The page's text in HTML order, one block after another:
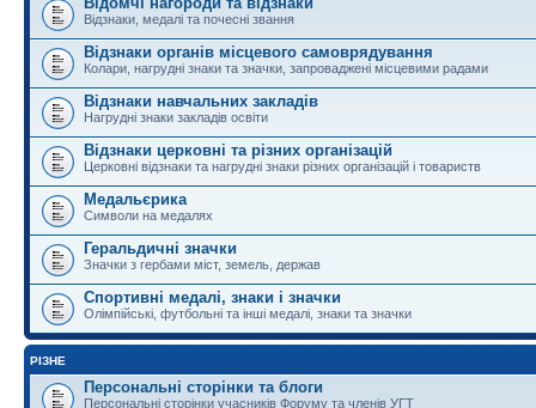
Відзнаки, медалі та почесні звання
Відзнаки органів місцевого самоврядування
Колари, нагрудні знаки та значки, запроваджені місцевими радами
Відзнаки навчальних закладів
Нагрудні знаки закладів освіти
Відзнаки церковні та різних організацій
Церковні відзнаки та нагрудні знаки різних організацій і товариств
Медальєрика
Символи на медалях
Геральдичні значки
Значки з гербами міст, земель, держав
Спортивні медалі, знаки і значки
Олімпійські, футбольні та інші медалі, знаки та значки
РІЗНЕ
Персональні сторінки та блоги
Персональні сторінки учасників Форуму та членів УГТ